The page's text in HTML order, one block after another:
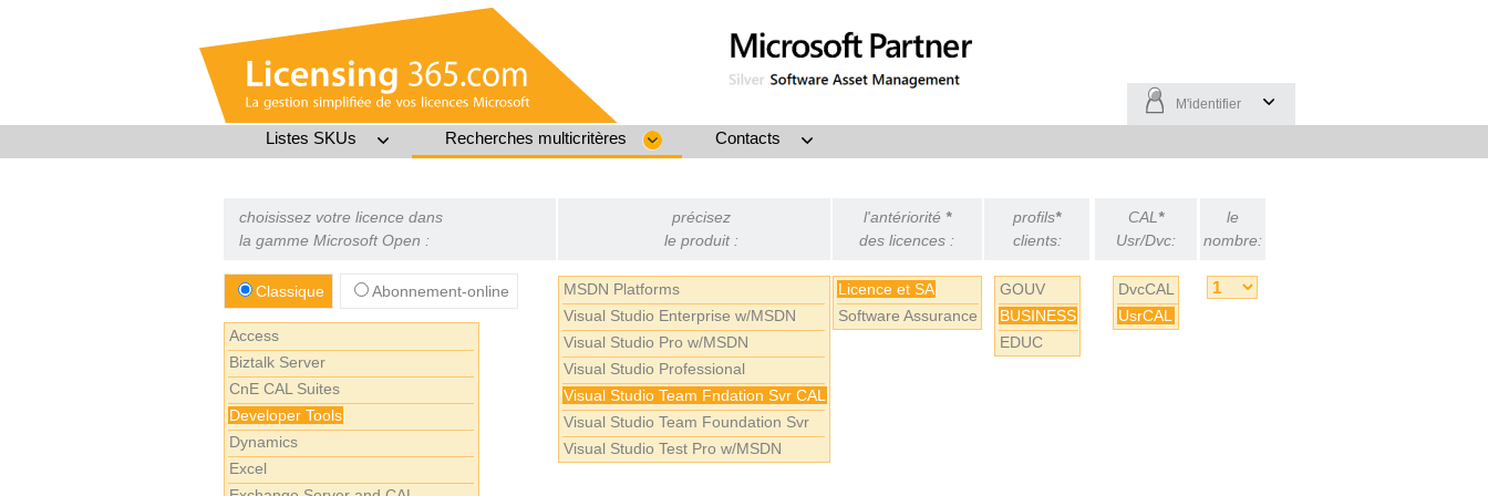
M'identifier
Listes SKUs Recherches multicritères Contacts
choisissez votre licence dans
la gamme Microsoft Open :
Classique Abonnement-online
Access
Biztalk Server
CnE CAL Suites
Developer Tools
Dynamics
Excel
précisez
le produit :
MSDN Platforms
Visual Studio Enterprise w/MSDN
Visual Studio Pro w/MSDN
Visual Studio Professional
Visual Studio Team Fndation Svr CAL
Visual Studio Team Foundation Svr
Visual Studio Test Pro w/MSDN
l'antériorité *
des licences :
Licence et SA
Software Assurance
profils*
clients:
GOUV
BUSINESS
EDUC
CAL *
Usr/Dvc:
DvcCAL
UsrCAL
le
nombre: